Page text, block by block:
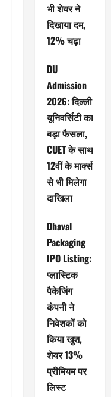
भी शेयर ने
दिखाया दम,
12% चढ़ा
DU
Admission
2026: दिल्ली
यूनिवर्सिटी का
बड़ा फैसला,
CUET के साथ
12वीं के मार्क्स
से भी मिलेगा
दाखिला
Dhaval
Packaging
IPO Listing:
प्लास्टिक
पैकेजिंग
कंपनी ने
निवेशकों को
किया खुश,
शेयर 13%
प्रीमियम पर
लिस्ट